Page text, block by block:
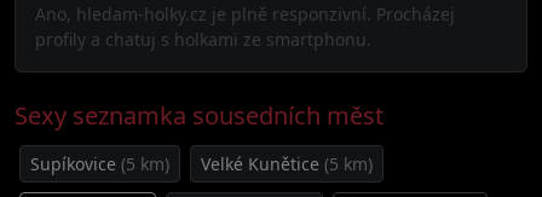
Ano, hledam-holky.cz je plně responzivní. Procházej
profily a chatuj s holkami ze smartphonu.
Sexy seznamka sousedních měst
Supíkovice (5 km) Velké Kunětice (5 km)